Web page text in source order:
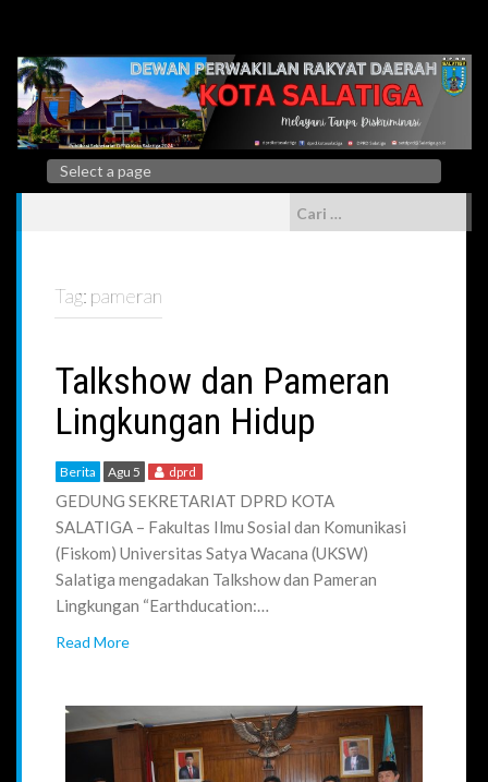
content
untuk:
Tag: pameran
Talkshow dan Pameran
Lingkungan Hidup
Berita Agu 5 dprd
GEDUNG SEKRETARIAT DPRD KOTA
SALATIGA – Fakultas Ilmu Sosial dan Komunikasi
(Fiskom) Universitas Satya Wacana (UKSW)
Salatiga mengadakan Talkshow dan Pameran
Lingkungan “Earthducation:…
Read More